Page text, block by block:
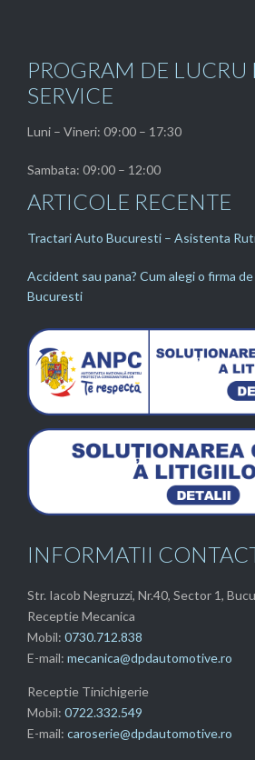
PROGRAM DE LUCRU
SERVICE
Luni – Vineri: 09:00 – 17:30
Sambata: 09:00 – 12:00
ARTICOLE RECENTE
Tractari Auto Bucuresti – Asistenta
Accident sau pana? Cum alegi o firma
Bucuresti
INFORMATII
Str. Iacob Negruzzi, Nr.40, Sector 1,
Receptie Mecanica
Mobil: 0730.712.838
E-mail: mecanica@dpdautomotive.ro
Receptie Tinichigerie
Mobil: 0722.332.549
E-mail: caroserie@dpdautomotive.ro